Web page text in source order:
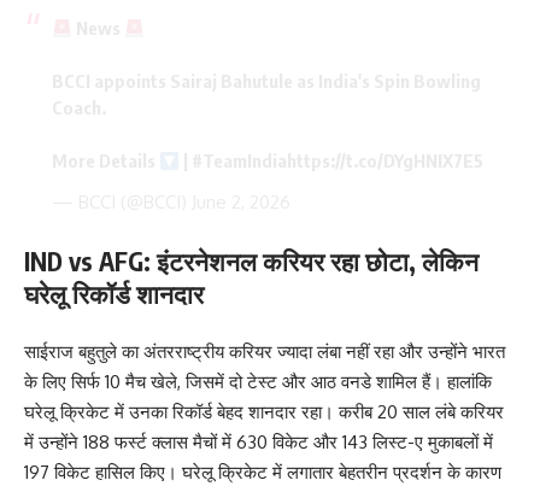
IND vs AFG: इंटरनेशनल करियर रहा छोटा,लेकिन
घरेलू रिकॉर्ड शानदार
साईराज बहुतुले का अंतरराष्ट्रीय करियर ज्यादा लंबा नहीं रहा और उन्होंने भारत
के लिए सिर्फ 10 मैच खेले, जिसमें दो टेस्ट और आठ वनडे शामिल हैं। हालांकि
घरेलू क्रिकेट में उनका रिकॉर्ड बेहद शानदार रहा। करीब 20 साल लंबे करियर
में उन्होंने 188 फर्स्ट क्लास मैचों में 630 विकेट और 143 लिस्ट-ए मुकाबलों में
197 विकेट हासिल किए। घरेलू क्रिकेट में लगातार बेहतरीन प्रदर्शन के कारण